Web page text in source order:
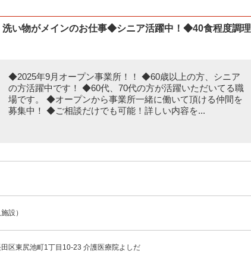
い物がメインのお仕事◆シニア活躍中！◆40食程度調理
◆2025年9月オープン事業所！！ ◆60歳以上の方、シニア
の方活躍中です！ ◆60代、70代の方が活躍いただいてる職
場です。 ◆オープンから事業所一緒に働いて頂ける仲間を
募集中！ ◆ご相談だけでも可能！詳しい内容を...
設）
区東尻池町1丁目10-23 介護医療院よしだ